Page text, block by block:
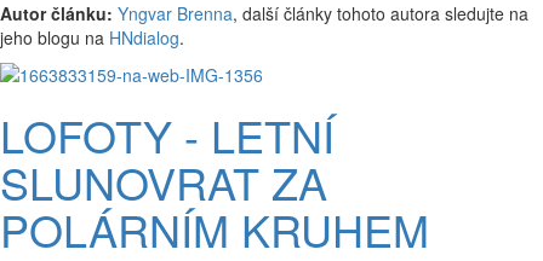
Autor článku: Yngvar Brenna, další články tohoto autora sledujte na
jeho blogu na HNdialog.
LOFOTY - LETNÍ
SLUNOVRAT ZA
POLÁRNÍM KRUHEM